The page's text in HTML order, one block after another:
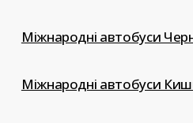
Міжнародні автобуси
Міжнародні автобуси